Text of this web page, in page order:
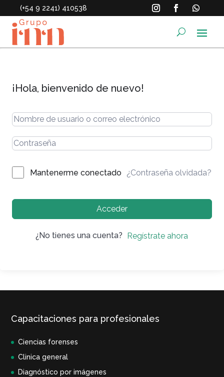
(+54 9 2241) 410538
¡Hola, bienvenido de nuevo!
Mantenerme conectado ¿Contraseña olvidada?
Acceder
¿No tienes una cuenta? Regístrate ahora
Capacitaciones para profesionales
Ciencias forenses
Clinica general
Diagnóstico por imágenes